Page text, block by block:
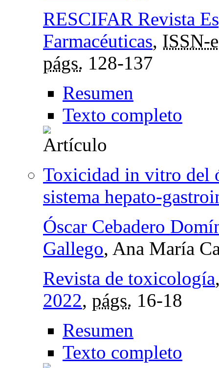
RESCIFAR Revista
Farmacéuticas, ISSN-e
págs. 128-137
Resumen
Texto completo
Toxicidad in vitro del
sistema hepato-
Óscar Cebadero
Gallego, Ana María
Revista de toxicología
2022, págs. 16-18
Resumen
Texto completo